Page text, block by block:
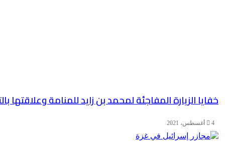
خفايا الزيارة المفاجئة لمحمد بن زايد للمنامة وعلاقتها
4 أغسطس، 2021